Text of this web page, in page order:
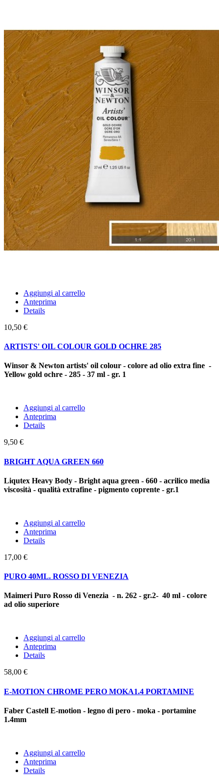
Aggiungi al carrello
Anteprima
Details
10,50 €
ARTISTS' OIL COLOUR GOLD OCHRE 285
Winsor & Newton artists' oil colour - colore ad olio extra fine -
Yellow gold ochre - 285 - 37 ml - gr. 1
Aggiungi al carrello
Anteprima
Details
9,50 €
BRIGHT AQUA GREEN 660
Liqutex Heavy Body - Bright aqua green - 660 - acrilico media
viscosità - qualità extrafine - pigmento coprente - gr.1
Aggiungi al carrello
Anteprima
Details
17,00 €
PURO 40ML. ROSSO DI VENEZIA
Maimeri Puro Rosso di Venezia - n. 262 - gr.2- 40 ml - colore
ad olio superiore
Aggiungi al carrello
Anteprima
Details
58,00 €
E-MOTION CHROME PERO MOKA1.4 PORTAMINE
Faber Castell E-motion - legno di pero - moka - portamine
1.4mm
Aggiungi al carrello
Anteprima
Details